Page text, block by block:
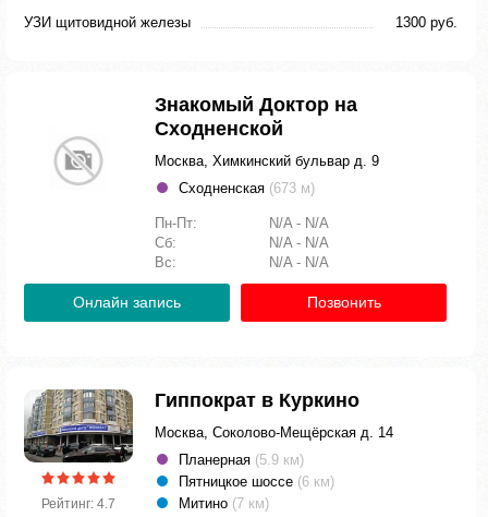
УЗИ щитовидной железы
1300 руб.
Знакомый Доктор на
Сходненской
Москва, Химкинский бульвар д. 9
Сходненская (673 м)
Пн-Пт:
N/A - N/A
Сб:
N/A - N/A
Вс:
N/A - N/A
Онлайн запись Позвонить
Рейтинг: 4.7
Гиппократ в Куркино
Москва, Соколово-Мещёрская д. 14
Планерная (5.9 км)
Пятницкое шоссе (6 км)
Митино (7 км)